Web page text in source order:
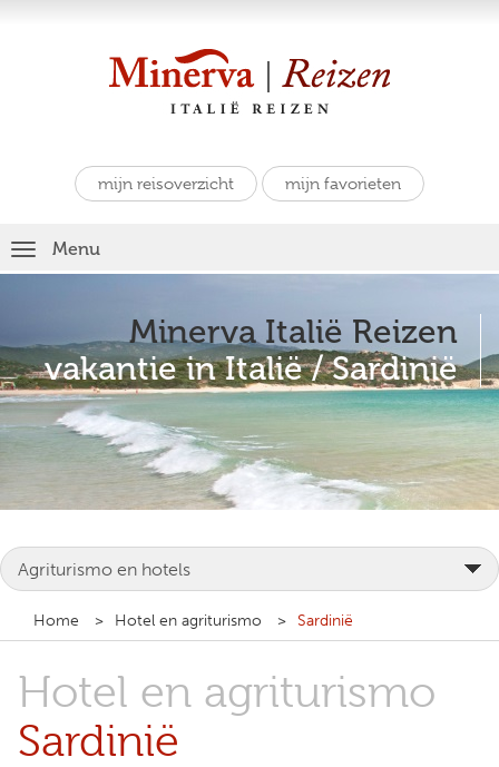
mijn reisoverzicht mijn favorieten
Toggle
navigation
Menu
Minerva Italië Reizen
vakantie in Italië / Sardinië
Home Hotel en agriturismo Sardinië
Hotel en agriturismo
Sardinië